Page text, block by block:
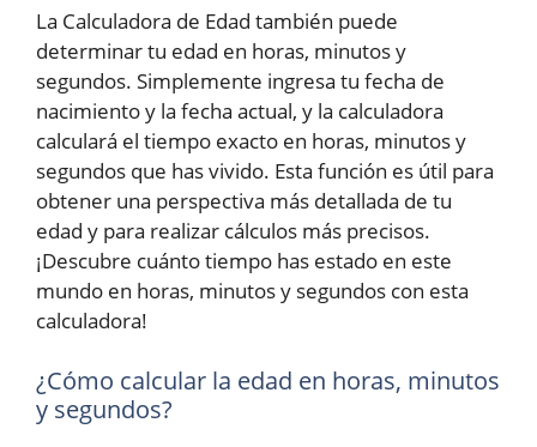
La Calculadora de Edad también puede
determinar tu edad en horas, minutos y
segundos. Simplemente ingresa tu fecha de
nacimiento y la fecha actual, y la calculadora
calculará el tiempo exacto en horas, minutos y
segundos que has vivido. Esta función es útil para
obtener una perspectiva más detallada de tu
edad y para realizar cálculos más precisos.
¡Descubre cuánto tiempo has estado en este
mundo en horas, minutos y segundos con esta
calculadora!
¿Cómo calcular la edad en horas, minutos
y segundos?